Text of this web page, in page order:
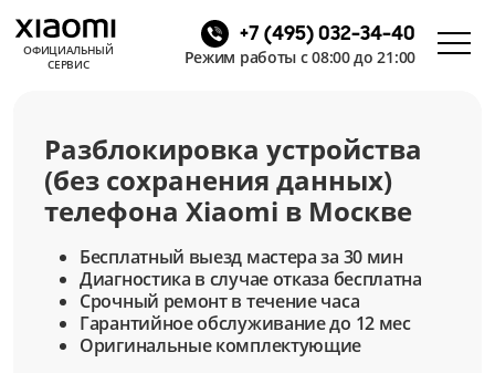
ОФИЦИАЛЬНЫЙ
СЕРВИС
+7 (495) 032-34-40
Режим работы с 08:00 до 21:00
Разблокировка устройства
(без сохранения данных)
телефона Xiaomi в Москве
Бесплатный выезд мастера за 30 мин
Диагностика в случае отказа бесплатна
Срочный ремонт в течение часа
Гарантийное обслуживание до 12 мес
Оригинальные комплектующие